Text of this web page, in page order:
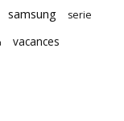
samsung serie
vacances